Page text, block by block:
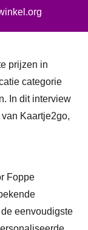
prijzen in
categorie
In dit interview
van Kaartje2go,
Foppe
eenvoudigste